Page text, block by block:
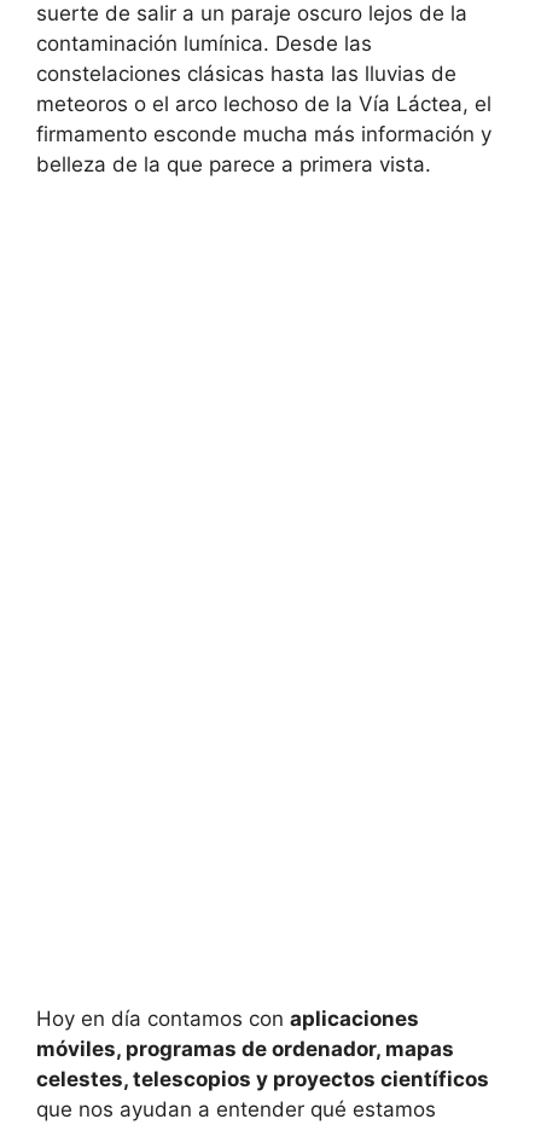
suerte de salir a un paraje oscuro lejos de la
contaminación lumínica. Desde las
constelaciones clásicas hasta las lluvias de
meteoros o el arco lechoso de la Vía Láctea, el
firmamento esconde mucha más información y
belleza de la que parece a primera vista.
Hoy en día contamos con aplicaciones
móviles, programas de ordenador, mapas
celestes, telescopios y proyectos científicos
que nos ayudan a entender qué estamos